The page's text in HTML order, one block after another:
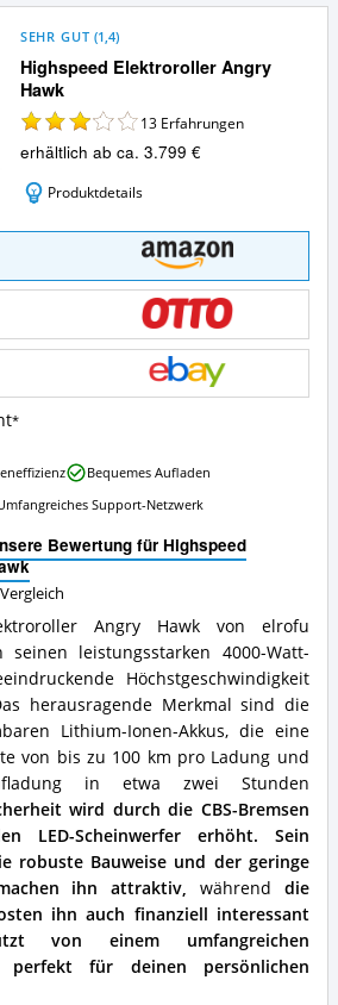
Highspeed Elektroroller Angry
Hawk
SEHR GUT (1,4)
13 Erfahrungen
erhältlich ab ca. 3.799 €
Produktdetails
Bewertung für Highspeed
Angry Hawk von elrofu
leistungsstarken 4000-Watt-
Höchstgeschwindigkeit
herausragende Merkmal sind die
Lithium-Ionen-Akkus, die eine
von bis zu 100 km pro Ladung und
in etwa zwei Stunden
wird durch die CBS-Bremsen
LED-Scheinwerfer erhöht.
Sein
robuste Bauweise und der geringe
ihn attraktiv, während die
ihn auch finanziell interessant
von einem umfangreichen
perfekt für deinen persönlichen
Bequemes Aufladen
Support-Netzwerk